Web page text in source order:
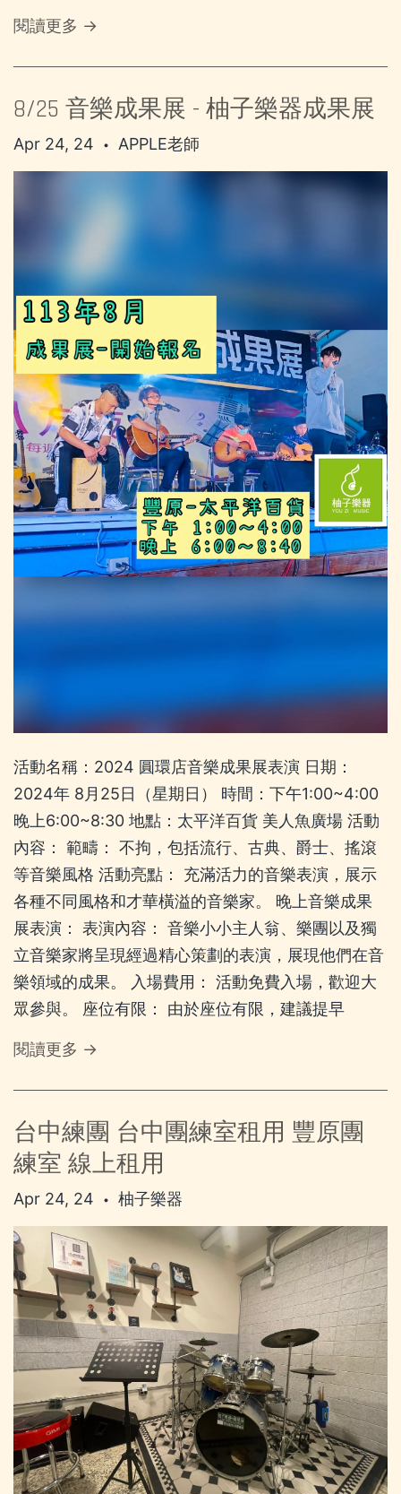
閱讀更多 →
8/25 音樂成果展 - 柚子樂器成果展
Apr 24, 24 • APPLE老師
活動名稱：2024 圓環店音樂成果展表演 日期：
2024年 8月25日（星期日） 時間：下午1:00~4:00
晚上6:00~8:30 地點：太平洋百貨 美人魚廣場 活動
內容： 範疇： 不拘，包括流行、古典、爵士、搖滾
等音樂風格 活動亮點： 充滿活力的音樂表演，展示
各種不同風格和才華橫溢的音樂家。 晚上音樂成果
展表演： 表演內容： 音樂小小主人翁、樂團以及獨
立音樂家將呈現經過精心策劃的表演，展現他們在音
樂領域的成果。 入場費用： 活動免費入場，歡迎大
眾參與。 座位有限： 由於座位有限，建議提早
閱讀更多 →
台中練團 台中團練室租用 豐原團
練室 線上租用
Apr 24, 24 • 柚子樂器